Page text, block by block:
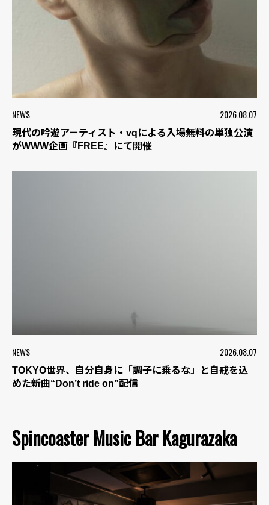
NEWS 2026.08.07
現代の吟遊アーティスト・vqによる入場無料の単独公演
がWWW企画『FREE』にて開催
NEWS 2026.08.07
TOKYO世界、自分自身に「調子に乗るな」と自戒を込
めた新曲“Don’t ride on”配信
Spincoaster Music Bar Kagurazaka